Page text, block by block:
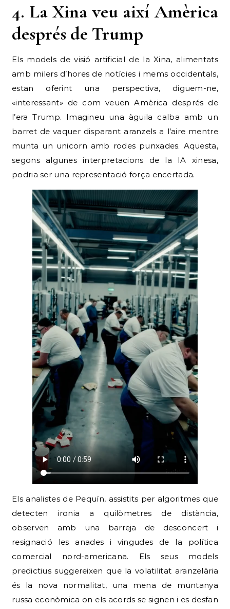
4. La Xina veu així Amèrica
després de Trump
Els models de visió artificial de la Xina, alimentats
amb milers d’hores de notícies i mems occidentals,
estan oferint una perspectiva, diguem-ne,
«interessant» de com veuen Amèrica després de
l’era Trump. Imagineu una àguila calba amb un
barret de vaquer disparant aranzels a l’aire mentre
munta un unicorn amb rodes punxades. Aquesta,
segons algunes interpretacions de la IA xinesa,
podria ser una representació força encertada.
Els analistes de Pequín, assistits per algoritmes que
detecten ironia a quilòmetres de distància,
observen amb una barreja de desconcert i
resignació les anades i vingudes de la política
comercial nord-americana. Els seus models
predictius suggereixen que la volatilitat aranzelària
és la nova normalitat, una mena de muntanya
russa econòmica on els acords se signen i es desfan